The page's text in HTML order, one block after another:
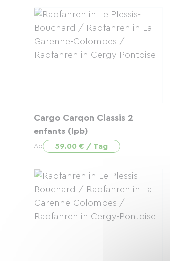
Cargo Carqon Classis 2
enfants (lpb)
Ab 59.00 € / Tag